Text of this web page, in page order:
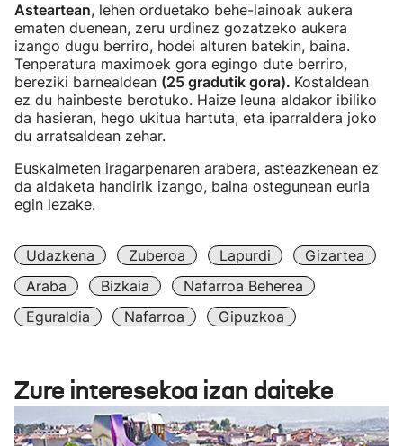
Asteartean, lehen orduetako behe-lainoak aukera
ematen duenean, zeru urdinez gozatzeko aukera
izango dugu berriro, hodei alturen batekin, baina.
Tenperatura maximoek gora egingo dute berriro,
bereziki barnealdean (25 gradutik gora). Kostaldean
ez du hainbeste berotuko. Haize leuna aldakor ibiliko
da hasieran, hego ukitua hartuta, eta iparraldera joko
du arratsaldean zehar.
Euskalmeten iragarpenaren arabera, asteazkenean ez
da aldaketa handirik izango, baina ostegunean euria
egin lezake.
Udazkena Zuberoa Lapurdi
Gizartea
Araba
Bizkaia
Nafarroa Beherea
Eguraldia
Nafarroa Gipuzkoa
Zure interesekoa izan daiteke